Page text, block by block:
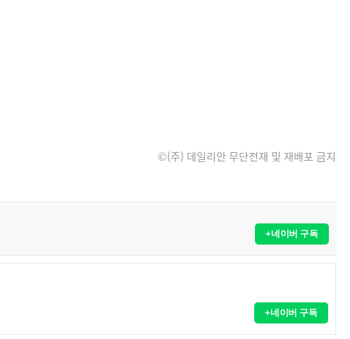
©(주) 데일리안 무단전재 및 재배포 금지
+네이버 구독
+네이버 구독